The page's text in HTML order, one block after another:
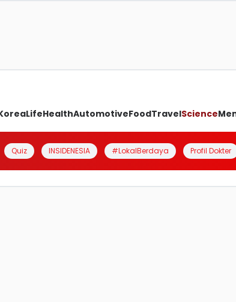
LifeHealthAutomotiveFoodTravelScience
Quiz INSIDENESIA #LokalBerdaya Profil Dokter